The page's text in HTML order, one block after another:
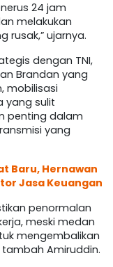
24 jam
melakukan
rusak,” ujarnya.
dengan TNI,
Brandan yang
mobilisasi
yang sulit
penting dalam
yang
Baru, Hernawan
Jasa Keuangan
penormalan
meski medan
mengembalikan
tambah Amiruddin.